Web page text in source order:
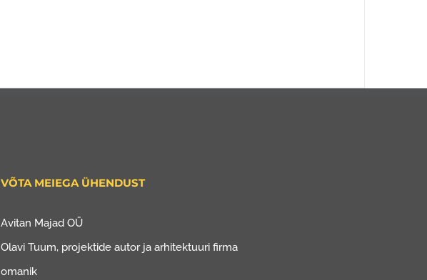
VÕTA MEIEGA ÜHENDUST
Avitan Majad OÜ
Olavi Tuum, projektide autor ja arhitektuuri firma
omanik